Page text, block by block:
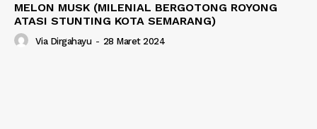
MELON MUSK (MILENIAL BERGOTONG ROYONG
ATASI STUNTING KOTA SEMARANG)
Via Dirgahayu - 28 Maret 2024